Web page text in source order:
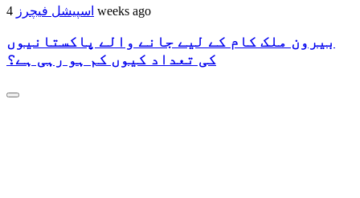
اسپیشل فیچرز 4 weeks ago
بیرون ملک کام کے لیے جانے والے پاکستانیوں
کی تعداد کیوں کم ہو رہی ہے؟